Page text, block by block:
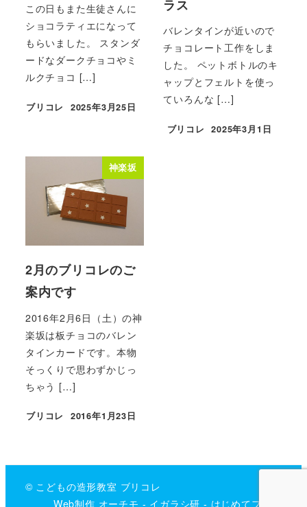
この日もまた生徒さんに
ショコラティエになって
もらいました。 スタンダ
ードなダークチョコやミ
ルクチョコ […]
ブリコレ
投稿日
2025年3月25日
ラス
バレンタインが近いので
チョコレート工作をしま
した。 ペットボトルのキ
ャップとフェルトを使っ
ていろんな […]
ブリコレ
投稿日
2025年3月1日
神楽坂
2月のブリコレのご
案内です
2016年2月6日（土）の神
楽坂は板チョコのバレン
タインカードです。本物
そっくりで思わずかじっ
ちゃう […]
ブリコレ
投稿日
2016年1月23日
© こどもの造形教室 ブリコレ
Web制作 オーチモ - イガラシ研 - はじめてフォト